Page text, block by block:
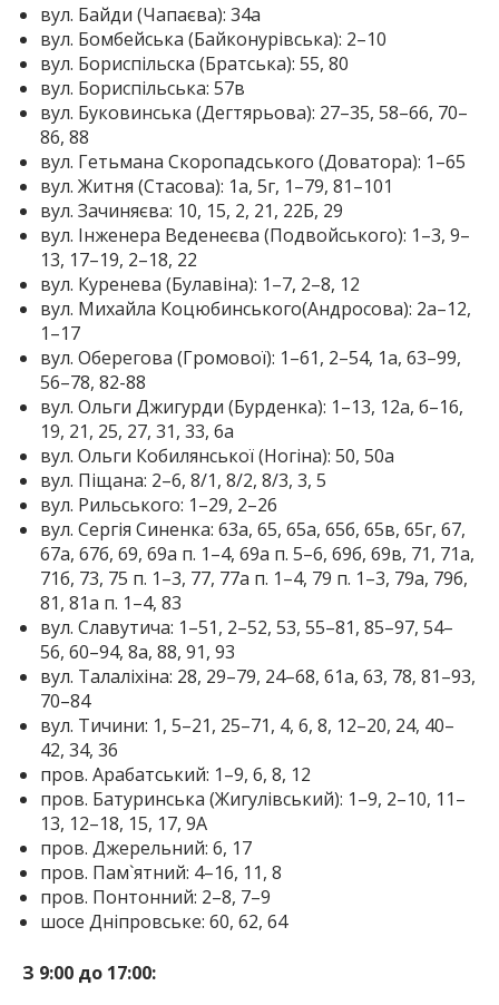
вул. Байди (Чапаєва): 34а
вул. Бомбейська (Байконурівська): 2–10
вул. Бориспільска (Братська): 55, 80
вул. Бориспільська: 57в
вул. Буковинська (Дегтярьова): 27–35, 58–66, 70–
86, 88
вул. Гетьмана Скоропадського (Доватора): 1–65
вул. Житня (Стасова): 1а, 5г, 1–79, 81–101
вул. Зачиняєва: 10, 15, 2, 21, 22Б, 29
вул. Інженера Веденеєва (Подвойського): 1–3, 9–
13, 17–19, 2–18, 22
вул. Куренева (Булавіна): 1–7, 2–8, 12
вул. Михайла Коцюбинського(Андросова): 2а–12,
1–17
вул. Оберегова (Громової): 1–61, 2–54, 1а, 63–99,
56–78, 82-88
вул. Ольги Джигурди (Бурденка): 1–13, 12а, б–16,
19, 21, 25, 27, 31, 33, 6а
вул. Ольги Кобилянської (Ногіна): 50, 50а
вул. Піщана: 2–6, 8/1, 8/2, 8/3, 3, 5
вул. Рильського: 1–29, 2–26
вул. Сергія Синенка: 63а, 65, 65а, 65б, 65в, 65г, 67,
67а, 67б, 69, 69а п. 1–4, 69а п. 5–6, 69б, 69в, 71, 71а,
71б, 73, 75 п. 1–3, 77, 77а п. 1–4, 79 п. 1–3, 79а, 79б,
81, 81а п. 1–4, 83
вул. Славутича: 1–51, 2–52, 53, 55–81, 85–97, 54–
56, 60–94, 8а, 88, 91, 93
вул. Талаліхіна: 28, 29–79, 24–68, 61а, 63, 78, 81–93,
70–84
вул. Тичини: 1, 5–21, 25–71, 4, 6, 8, 12–20, 24, 40–
42, 34, 36
пров. Арабатський: 1–9, 6, 8, 12
пров. Батуринська (Жигулівський): 1–9, 2–10, 11–
13, 12–18, 15, 17, 9А
пров. Джерельний: 6, 17
пров. Пам`ятний: 4–16, 11, 8
пров. Понтонний: 2–8, 7–9
шосе Дніпровське: 60, 62, 64
З 9:00 до 17:00: